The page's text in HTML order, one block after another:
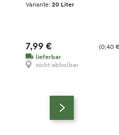
Variante:20 Liter
(0,40
7,99 €
lieferbar
nicht abholbar